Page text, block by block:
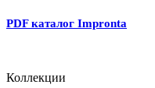
PDF каталог Impronta
Коллекции